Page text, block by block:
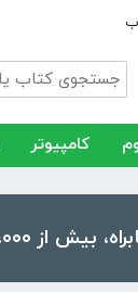
کامپیوتر
را در موبایل و تبلت خود داشته باشید!